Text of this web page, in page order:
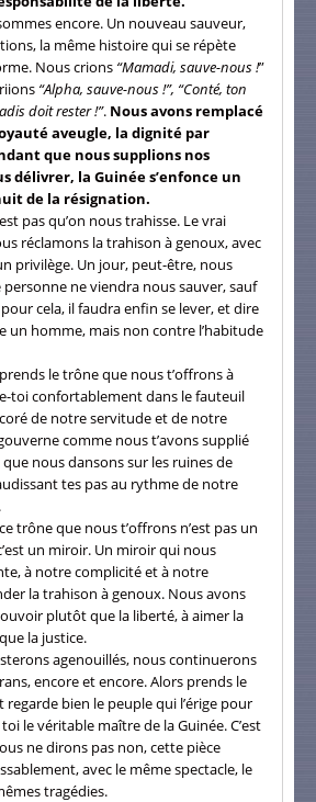
encore. Un nouveau sauveur,
la même histoire qui se répète
Nous crions “Mamadi, sauve-nous !”
“Alpha, sauve-nous !”, “Conté, ton
doit rester !”. Nous avons remplacé
aveugle, la dignité par
que nous supplions nos
délivrer, la Guinée s’enfonce un
de la résignation.
pas qu’on nous trahisse. Le vrai
réclamons la trahison à genoux, avec
privilège. Un jour, peut-être, nous
ne viendra nous sauver, sauf
cela, il faudra enfin se lever, et dire
un homme, mais non contre l’habitude
le trône que nous t’offrons à
toi confortablement dans le fauteuil
de notre servitude et de notre
comme nous t’avons supplié
nous dansons sur les ruines de
tes pas au rythme de notre
trône que nous t’offrons n’est pas un
un miroir. Un miroir qui nous
à notre complicité et à notre
la trahison à genoux. Nous avons
plutôt que la liberté, à aimer la
la justice.
agenouillés, nous continuerons
encore et encore. Alors prends le
regarde bien le peuple qui l’érige pour
toi le véritable maître de la Guinée. C’est
ne dirons pas non, cette pièce
avec le même spectacle, le
tragédies.